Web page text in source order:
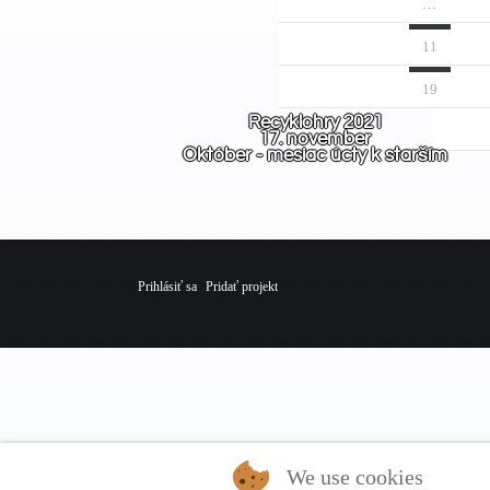
11
19
Recyklohry 2021
17. november
Október - mesiac úcty k starším
Prihlásiť sa Pridať projekt
We use cookies